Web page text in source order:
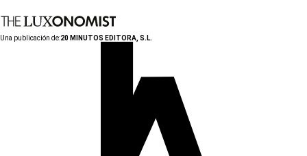
Una publicación de:20 MINUTOS EDITORA, S.L.